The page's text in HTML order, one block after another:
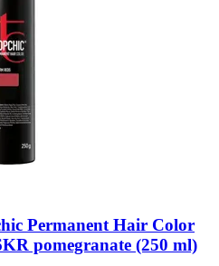
Permanent Hair Color
pomegranate (250 ml)